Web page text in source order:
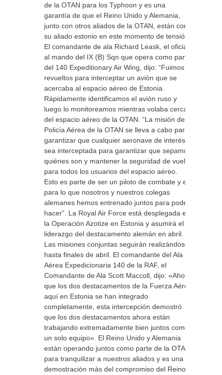
de la OTAN para los Typhoon y es una
garantía de que el Reino Unido y Alemania,
junto con otros aliados de la OTAN, están con
su aliado estonio en este momento de tensión.
El comandante de ala Richard Leask, el oficial
al mando del IX (B) Sqn que opera como parte
del 140 Expeditionary Air Wing, dijo: “Fuimos
revueltos para interceptar un avión que se
acercaba al espacio aéreo de Estonia.
Rápidamente identificamos el avión ruso y
luego lo monitoreamos mientras volaba cerca
del espacio aéreo de la OTAN. “La misión de la
Policía Aérea de la OTAN se lleva a cabo para
garantizar que cualquier aeronave de interés
sea interceptada para garantizar que sepamos
quiénes son y mantener la seguridad de vuelo
para todos los usuarios del espacio aéreo.
Esto es parte de ser un piloto de combate y es
para lo que nosotros y nuestros colegas
alemanes hemos entrenado juntos para poder
hacer”. La Royal Air Force está desplegada en
la Operación Azotize en Estonia y asumirá el
liderazgo del destacamento alemán en abril.
Las misiones conjuntas seguirán realizándose
hasta finales de abril. El comandante del Ala
Aérea Expedicionaria 140 de la RAF, el
Comandante de Ala Scott Maccoll, dijo: «Ahora
que los dos destacamentos de la Fuerza Aérea
aquí en Estonia se han integrado
completamente, esta intercepción demostró
que los dos destacamentos ahora están
trabajando extremadamente bien juntos como
un solo equipo». El Reino Unido y Alemania
están operando juntos como parte de la OTAN
para tranquilizar a nuestros aliados y es una
demostración más del compromiso del Reino